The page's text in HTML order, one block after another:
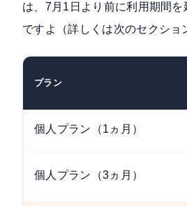
は、7月1日より前に利用期間
ですよ（詳しくは次のセクショ
プラン
個人プラン（1ヵ月）
個人プラン（3ヵ月）